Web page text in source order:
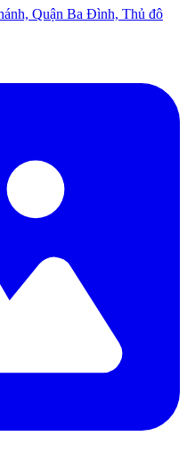
Quận Ba Đình, Thủ đô